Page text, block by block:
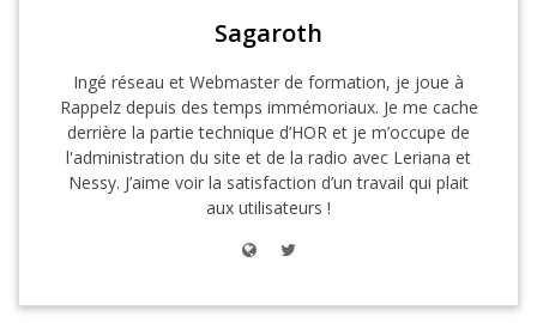
Sagaroth
Ingé réseau et Webmaster de formation, je joue à
Rappelz depuis des temps immémoriaux. Je me cache
derrière la partie technique d’HOR et je m’occupe de
l'administration du site et de la radio avec Leriana et
Nessy. J’aime voir la satisfaction d’un travail qui plait
aux utilisateurs !